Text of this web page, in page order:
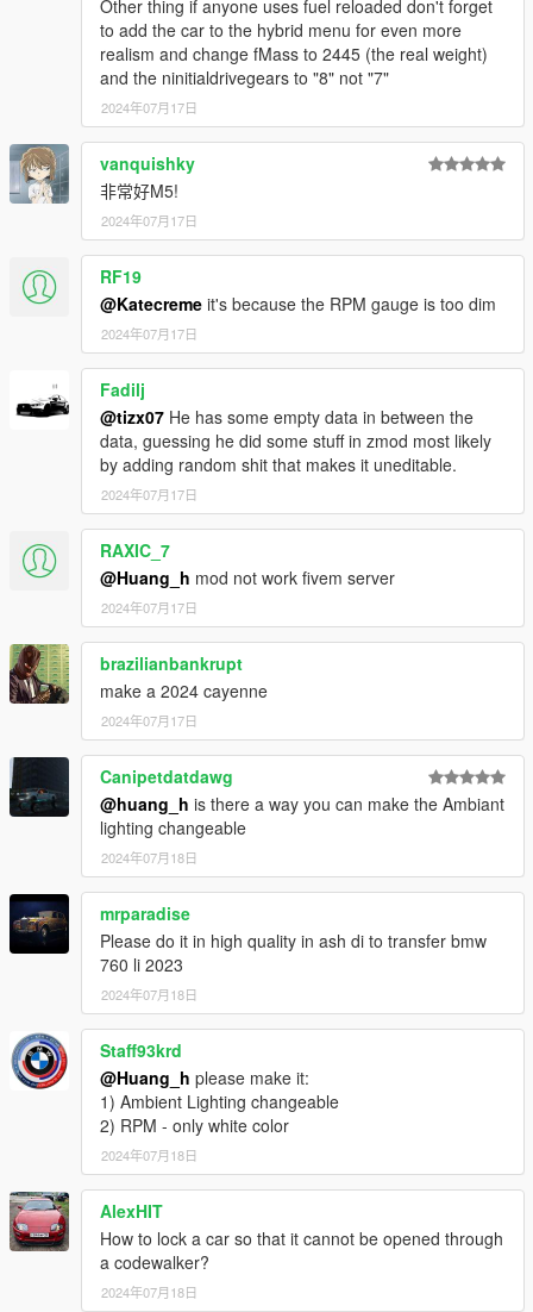
-正确的转向信号灯、倒车灯和其他车灯功能
-正确的车身类型
-真正的引擎
-正确的汽车行李箱
-精确的车外灯
-准确的操作方向盘
-真实的方向盘角度
原色=车身颜色
次要颜色=皮革颜色、缝线颜色、仪表颜色
轮毂颜色=卡钳颜色
-------------------------------------------------------
Other thing if anyone uses fuel reloaded don't forget
to add the car to the hybrid menu for even more
realism and change fMass to 2445 (the real weight)
and the ninitialdrivegears to "8" not "7"
2024年07月17日
vanquishky
非常好M5!
2024年07月17日
RF19
@Katecreme it's because the RPM gauge is too dim
2024年07月17日
Fadilj
@tizx07 He has some empty data in between the
data, guessing he did some stuff in zmod most likely
by adding random shit that makes it uneditable.
2024年07月17日
RAXIC_7
@Huang_h mod not work fivem server
2024年07月17日
brazilianbankrupt
make a 2024 cayenne
2024年07月17日
Canipetdatdawg
@huang_h is there a way you can make the Ambiant
lighting changeable
2024年07月18日
mrparadise
Please do it in high quality in ash di to transfer bmw
760 li 2023
2024年07月18日
Staff93krd
@Huang_h please make it:
1) Ambient Lighting changeable
2) RPM - only white color
2024年07月18日
AlexHIT
How to lock a car so that it cannot be opened through
a codewalker?
2024年07月18日